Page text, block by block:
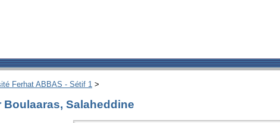
Ferhat ABBAS - Sétif 1 >
Salaheddine